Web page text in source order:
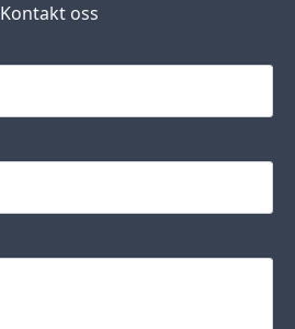
Kontakt oss